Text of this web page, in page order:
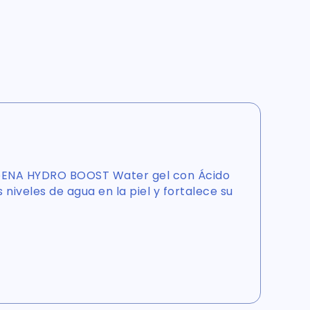
HYDRO BOOST Water gel con Ácido
niveles de agua en la piel y fortalece su